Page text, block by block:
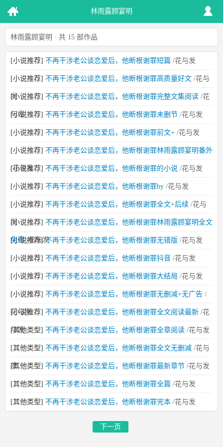
林雨露顾宴明
林雨露顾宴明 · 共 15 部作品
[小说推荐] 不再干涉老公谈恋爱后，他断根谢罪短篇 /花与发
[小说推荐] 不再干涉老公谈恋爱后，他断根谢罪高质量好文 /花与
发
[小说推荐] 不再干涉老公谈恋爱后，他断根谢罪完整文集阅读 /花
与发
[小说推荐] 不再干涉老公谈恋爱后，他断根谢罪未删节 /花与发
[小说推荐] 不再干涉老公谈恋爱后，他断根谢罪前文+ /花与发
[小说推荐] 不再干涉老公谈恋爱后，他断根谢罪林雨露顾宴明番外
/花与发
[小说推荐] 不再干涉老公谈恋爱后，他断根谢罪的小说 /花与发
[小说推荐] 不再干涉老公谈恋爱后，他断根谢罪by /花与发
[小说推荐] 不再干涉老公谈恋爱后，他断根谢罪全文+后续 /花与
发
[小说推荐] 不再干涉老公谈恋爱后，他断根谢罪林雨露顾宴明全文
免费/花与发
[小说推荐] 不再干涉老公谈恋爱后，他断根谢罪无错版 /花与发
[小说推荐] 不再干涉老公谈恋爱后，他断根谢罪抖音 /花与发
[小说推荐] 不再干涉老公谈恋爱后，他断根谢罪大结局 /花与发
[小说推荐] 不再干涉老公谈恋爱后，他断根谢罪无删减+无广告 /
花与发
[小说推荐] 不再干涉老公谈恋爱后，他断根谢罪全文阅读最新 /花
与发
[其他类型] 不再干涉老公谈恋爱后，他断根谢罪全章阅读 /花与发
[其他类型] 不再干涉老公谈恋爱后，他断根谢罪全文无删减 /花与
发
[其他类型] 不再干涉老公谈恋爱后，他断根谢罪最新章节 /花与发
[其他类型] 不再干涉老公谈恋爱后，他断根谢罪全篇 /花与发
[其他类型] 不再干涉老公谈恋爱后，他断根谢罪完本 /花与发
下一页